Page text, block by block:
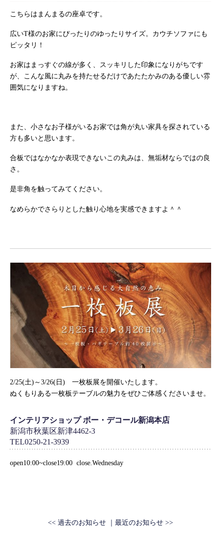
こちらはまんまるの座卓です。
広いT様のお家にぴったりのゆったりサイズ。カウチソファにも
ピッタリ！
お家はまっすぐの線が多く、スッキリした印象になりがちです
が、こんな風に丸みを持たせるだけであたたかみのある優しい雰
囲気になりますね。
また、小さなお子様がいるお家では角が丸い家具を探されている
方も多いと思います。
合板ではなかなか表現できないこの丸みは、無垢材ならではの良
さ。
是非角を触ってみてください。
なめらかでさらりとした触り心地を実感できますよ＾＾
2/25(土)～3/26(日) 一枚板展を開催いたします。
ぬくもりある一枚板テーブルの魅力をぜひご体感くださいませ。
インテリアショップ ボー・デコール新潟本店
新潟市秋葉区新津4462-3
TEL0250-21-3939
open10:00~close19:00 close.Wednesday
<< 過去のお知らせ 最近のお知らせ >>